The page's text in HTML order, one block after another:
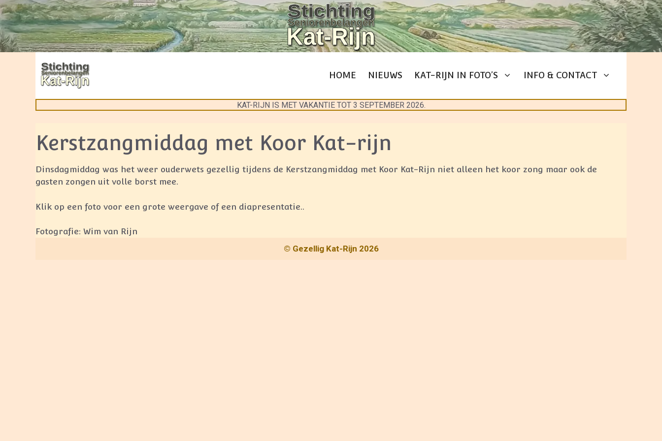
Ga
naar
de
inhoud
HOME NIEUWS KAT-RIJN IN FOTO’S INFO & CONTACT
KAT-RIJN IS MET VAKANTIE TOT 3 SEPTEMBER 2026.
Kerstzangmiddag met Koor Kat-rijn
Dinsdagmiddag was het weer ouderwets gezellig tijdens de Kerstzangmiddag met Koor Kat-Rijn niet alleen het koor zong maar ook de
gasten zongen uit volle borst mee.
Klik op een foto voor een grote weergave of een diapresentatie..
Fotografie: Wim van Rijn
© Gezellig Kat-Rijn 2026